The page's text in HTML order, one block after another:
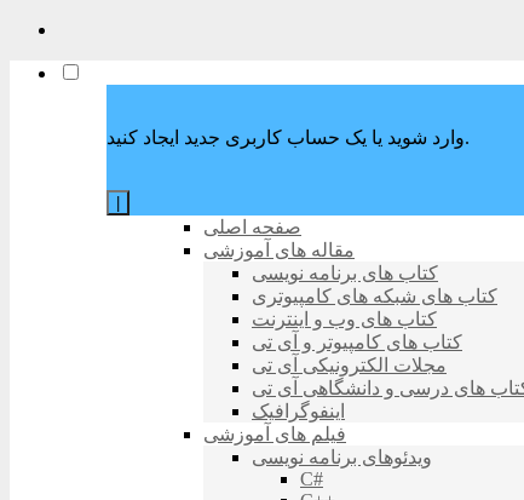
وارد شوید یا یک حساب کاربری جدید ایجاد کنید.
صفحه اصلی
مقاله های آموزشی
کتاب های برنامه نویسی
کتاب های شبکه های کامپیوتری
کتاب های وب و اینترنت
کتاب های کامپیوتر و آی تی
مجلات الکترونیکی آی تی
های درسی و دانشگاهی آی تی
اینفوگرافیک
فیلم های آموزشی
ویدئوهای برنامه نویسی
C#